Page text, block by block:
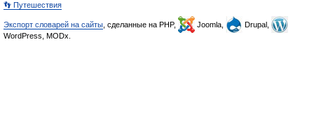
👣 Путешествия
Экспорт словарей на сайты , сделанные на PHP, Joomla,
Drupal,
WordPress, MODx.